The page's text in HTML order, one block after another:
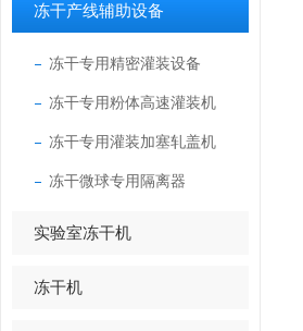
冻干产线辅助设备
冻干专用精密灌装设备
冻干专用粉体高速灌装机
冻干专用灌装加塞轧盖机
冻干微球专用隔离器
实验室冻干机
冻干机